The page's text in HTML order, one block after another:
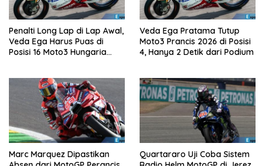
Penalti Long Lap di Lap Awal,
Veda Ega Harus Puas di
Posisi 16 Moto3 Hungaria
Veda Ega Pratama Tutup
Moto3 Prancis 2026 di Posisi
4, Hanya 2 Detik dari Podium
Marc Marquez Dipastikan
Quartararo Uji Coba Sistem